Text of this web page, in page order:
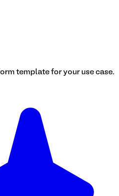
template for your use case.